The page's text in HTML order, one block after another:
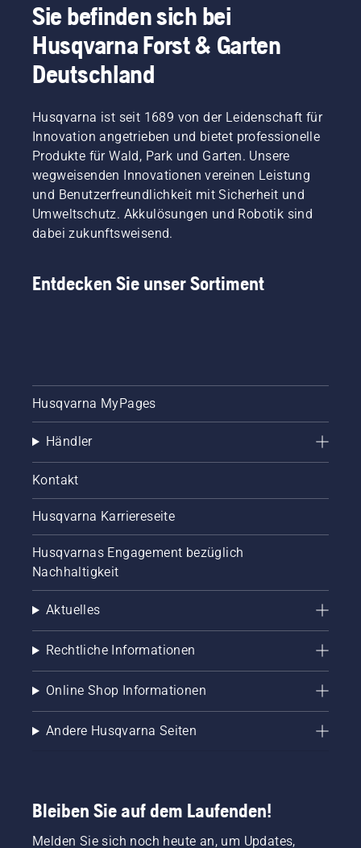
Sie befinden sich bei
Husqvarna Forst & Garten
Deutschland
Husqvarna ist seit 1689 von der Leidenschaft für
Innovation angetrieben und bietet professionelle
Produkte für Wald, Park und Garten. Unsere
wegweisenden Innovationen vereinen Leistung
und Benutzerfreundlichkeit mit Sicherheit und
Umweltschutz. Akkulösungen und Robotik sind
dabei zukunftsweisend.
Entdecken Sie unser Sortiment
Husqvarna MyPages
Händler
Kontakt
Husqvarna Karriereseite
Husqvarnas Engagement bezüglich
Nachhaltigkeit
Aktuelles
Rechtliche Informationen
Online Shop Informationen
Andere Husqvarna Seiten
Bleiben Sie auf dem Laufenden!
Melden Sie sich noch heute an, um Updates,